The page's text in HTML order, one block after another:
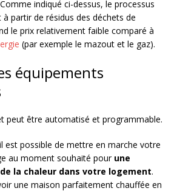
indiqué ci-dessus, le processus
partir de résidus des déchets de
le prix relativement faible comparé à
(par exemple le mazout et le gaz).
équipements
peut être automatisé et programmable.
est possible de mettre en marche votre
au moment souhaité pour une
la chaleur dans votre logement.
une maison parfaitement chauffée en